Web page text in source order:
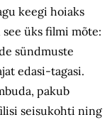
keegi hoiaks
üks filmi mõte:
sündmuste
edasi-tagasi.
pakub
seisukohti ning